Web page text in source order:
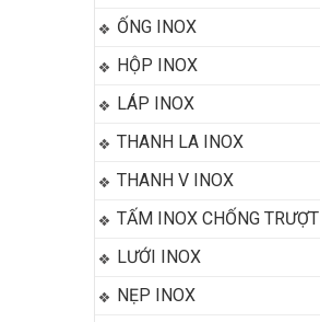
ỐNG INOX
HỘP INOX
LÁP INOX
THANH LA INOX
THANH V INOX
TẤM INOX CHỐNG TRƯỢT
LƯỚI INOX
NẸP INOX